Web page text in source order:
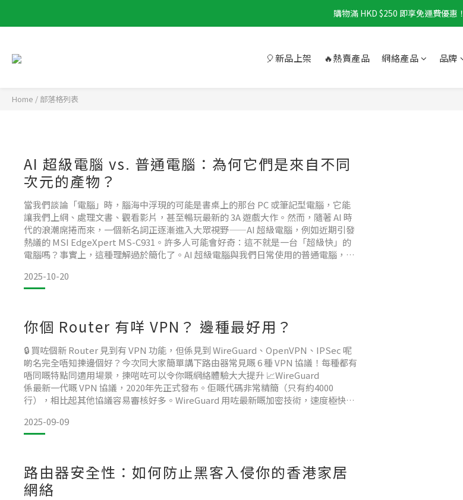
購物滿 HKD $250 即享免運費優惠！
🎈新品上架 🔥熱賣產品 網絡產品 品牌
Home / 部落格列表
AI 超級電腦 vs. 普通電腦：為何它們是來自不同
次元的產物？
當我們談論「電腦」時，腦海中浮現的可能是書桌上的那台 PC 或筆記型電腦，它能
讓我們上網、處理文書、觀看影片，甚至暢玩最新的 3A 遊戲大作。然而，隨著 AI 時
代的浪潮席捲而來，一個新名詞正逐漸進入大眾視野——AI 超級電腦，例如近期引發
熱議的 MSI EdgeXpert MS-C931。許多人可能會好奇：這不就是一台「超級快」的
電腦嗎？事實上，這種理解過於簡化了。AI 超級電腦與我們日常使用的普通電腦，其
溝。它們就像
2025-10-20
你個 Router 有咩 VPN？ 邊種最好用？
🔒 買咗個新 Router 見到有 VPN 功能，但係見到 WireGuard、OpenVPN、IPSec 呢
啲名完全唔知揀邊個好？今次同大家簡單講下路由器常見嘅 6 種 VPN 協議！每種都有
唔同嘅特點同適用場景，揀啱咗可以令你嘅網絡體驗大大提升 📈WireGuard
係最新一代嘅 VPN 協議，2020年先正式發布。佢嘅代碼非常精簡（只有約4000
行），相比起其他協議容易審核好多。WireGuard 用咗最新嘅加密技術，速度極快，
2025-09-09
路由器安全性：如何防止黑客入侵你的香港家居
網絡